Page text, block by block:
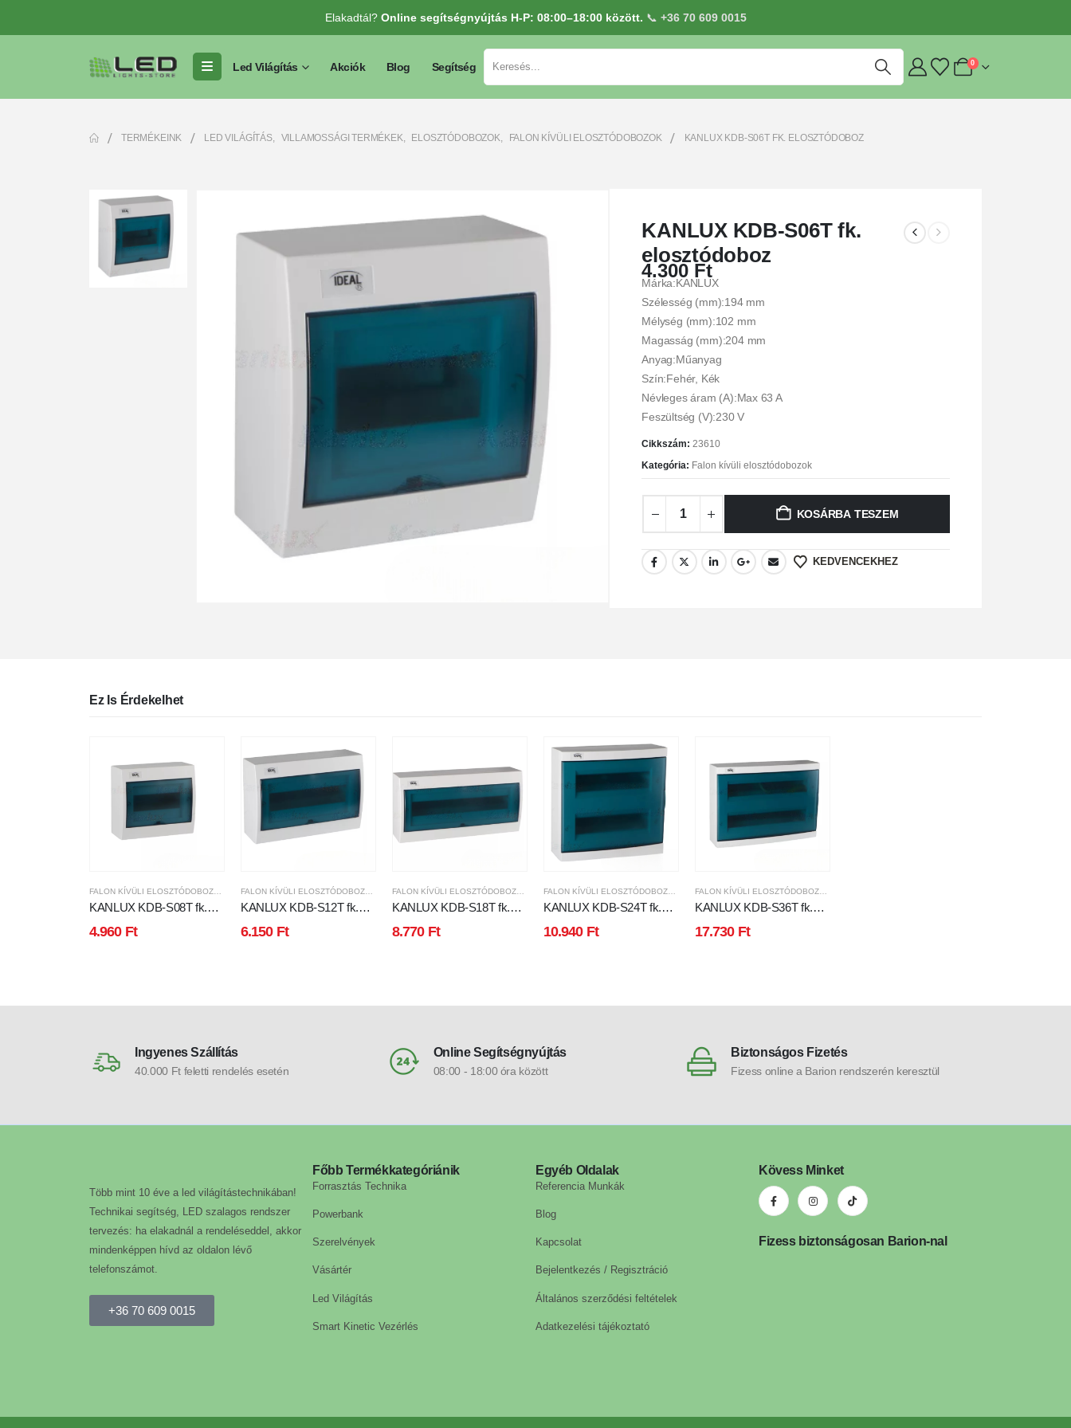
Elakadtál? Online segítségnyújtás H-P: 08:00–18:00 között. 📞 +36 70 609 0015
Led Világítás Akciók Blog Segítség 0
TERMÉKEINK LED VILÁGÍTÁS, VILLAMOSSÁGI TERMÉKEK, ELOSZTÓDOBOZOK, FALON KÍVÜLI ELOSZTÓDOBOZOK KANLUX KDB-S06T FK. ELOSZTÓDOBOZ
KANLUX KDB-S06T fk.
elosztódoboz
4.300 Ft
Márka:KANLUX
Szélesség (mm):194 mm
Mélység (mm):102 mm
Magasság (mm):204 mm
Anyag:Műanyag
Szín:Fehér, Kék
Névleges áram (A):Max 63 A
Feszültség (V):230 V
Cikkszám:23610
Kategória: Falon kívüli elosztódobozok
KOSÁRBA TESZEM
KEDVENCEKHEZ
Ez Is Érdekelhet
KANLUX KDB-S08T fk.
4.960 Ft
FALON KÍVÜLI ELOSZTÓDOBOZOK
KANLUX KDB-S12T fk.
6.150 Ft
FALON KÍVÜLI ELOSZTÓDOBOZOK
KANLUX KDB-S18T fk.
8.770 Ft
FALON KÍVÜLI ELOSZTÓDOBOZOK
KANLUX KDB-S24T fk.
10.940 Ft
FALON KÍVÜLI ELOSZTÓDOBOZOK
KANLUX KDB-S36T fk.
17.730 Ft
Ingyenes Szállítás
40.000 Ft feletti rendelés esetén
Online Segítségnyújtás
08:00 - 18:00 óra között
Biztonságos Fizetés
Fizess online a Barion rendszerén keresztül
Több mint 10 éve a led világítástechnikában!
Technikai segítség, LED szalagos rendszer
tervezés: ha elakadnál a rendeléseddel, akkor
mindenképpen hívd az oldalon lévő
telefonszámot.
+36 70 609 0015
Főbb Termékkategóriánik
Forrasztás Technika
Powerbank
Szerelvények
Vásártér
Led Világítás
Smart Kinetic Vezérlés
Egyéb Oldalak
Referencia Munkák
Blog
Kapcsolat
Bejelentkezés / Regisztráció
Általános szerződési feltételek
Adatkezelési tájékoztató
Kövess Minket
Fizess biztonságosan Barion-nal